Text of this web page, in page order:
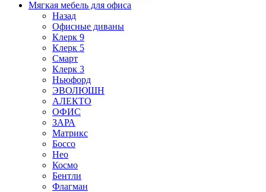
Мягкая мебель для офиса
Назад
Офисные диваны
Клерк 9
Клерк 5
Смарт
Клерк 3
Ньюфорд
ЭВОЛЮШН
АЛЕКТО
ОФИС
ЗАРА
Матрикс
Боссо
Нео
Космо
Бентли
Флагман